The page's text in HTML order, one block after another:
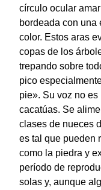
círculo ocular
bordeada con una
color. Estos aras
copas de los
trepando sobre
pico
pie». Su voz no
cacatúas. Se
clases de nueces
es tal que pueden
como la piedra y
período de
solas y, aunque